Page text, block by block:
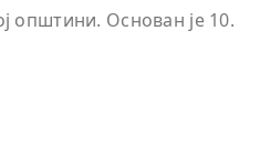
општини. Основан је 10.